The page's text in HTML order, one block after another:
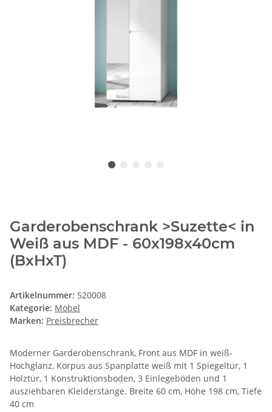
Garderobenschrank >Suzette< in
Weiß aus MDF - 60x198x40cm
(BxHxT)
Artikelnummer: 520008
Kategorie: Möbel
Marken: Preisbrecher
Moderner Garderobenschrank, Front aus MDF in weiß-
Hochglanz, Korpus aus Spanplatte weiß mit 1 Spiegeltür, 1
Holztür, 1 Konstruktionsboden, 3 Einlegeböden und 1
ausziehbaren Kleiderstange. Breite 60 cm, Höhe 198 cm, Tiefe
40 cm